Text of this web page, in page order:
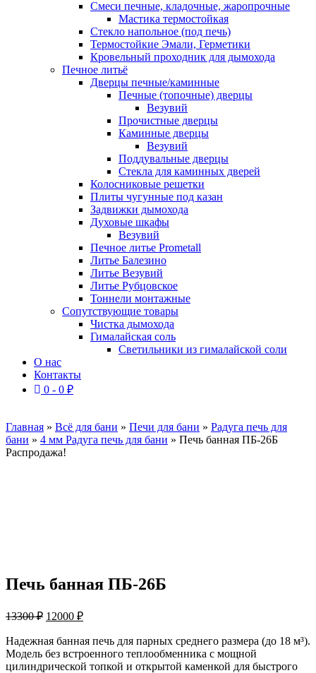
Смеси печные, кладочные, жаропрочные
Мастика термостойкая
Стекло напольное (под печь)
Термостойкие Эмали, Герметики
Кровельный проходник для дымохода
Печное литьё
Дверцы печные/каминные
Печные (топочные) дверцы
Везувий
Прочистные дверцы
Каминные дверцы
Везувий
Поддувальные дверцы
Стекла для каминных дверей
Колосниковые решетки
Плиты чугунные под казан
Задвижки дымохода
Духовые шкафы
Везувий
Печное литье Prometall
Литье Балезино
Литье Везувий
Литье Рубцовское
Тоннели монтажные
Сопутствующие товары
Чистка дымохода
Гималайская соль
Светильники из гималайской соли
О нас
Контакты
0 - 0 ₽
Главная » Всё для бани » Печи для бани » Радуга печь для
бани » 4 мм Радуга печь для бани » Печь банная ПБ-26Б
Распродажа!
Печь банная ПБ-26Б
13300₽ Первоначальная
составляла
13300 ₽.
12000 ₽Текущая
12000 ₽.
Надежная банная печь для парных среднего размера (до 18 м³).
Модель без встроенного теплообменника с мощной
цилиндрической топкой и открытой каменкой для быстрого